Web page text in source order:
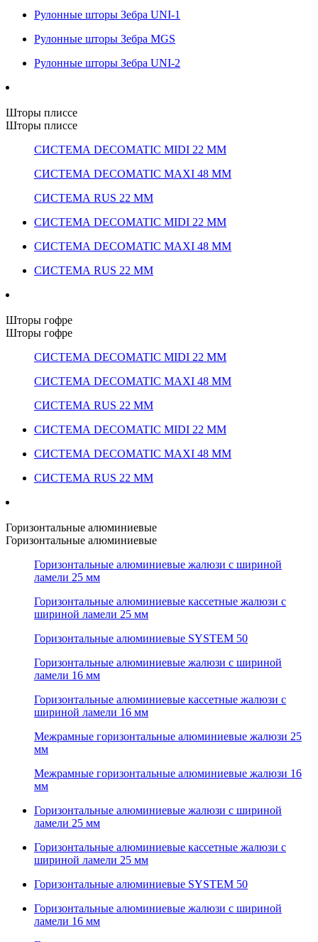
Рулонные шторы Зебра UNI-1
Рулонные шторы Зебра MGS
Рулонные шторы Зебра UNI-2
Шторы плиссе
Шторы плиссе
СИСТЕМА DECOMATIC MIDI 22 ММ
СИСТЕМА DECOMATIC MAXI 48 ММ
СИСТЕМА RUS 22 ММ
СИСТЕМА DECOMATIC MIDI 22 ММ
СИСТЕМА DECOMATIC MAXI 48 ММ
СИСТЕМА RUS 22 ММ
Шторы гофре
Шторы гофре
СИСТЕМА DECOMATIC MIDI 22 ММ
СИСТЕМА DECOMATIC MAXI 48 ММ
СИСТЕМА RUS 22 ММ
СИСТЕМА DECOMATIC MIDI 22 ММ
СИСТЕМА DECOMATIC MAXI 48 ММ
СИСТЕМА RUS 22 ММ
Горизонтальные алюминиевые
Горизонтальные алюминиевые
Горизонтальные алюминиевые жалюзи с шириной
ламели 25 мм
Горизонтальные алюминиевые кассетные жалюзи с
шириной ламели 25 мм
Горизонтальные алюминиевые SYSTEM 50
Горизонтальные алюминиевые жалюзи с шириной
ламели 16 мм
Горизонтальные алюминиевые кассетные жалюзи с
шириной ламели 16 мм
Межрамные горизонтальные алюминиевые жалюзи 25
мм
Межрамные горизонтальные алюминиевые жалюзи 16
мм
Горизонтальные алюминиевые жалюзи с шириной
ламели 25 мм
Горизонтальные алюминиевые кассетные жалюзи с
шириной ламели 25 мм
Горизонтальные алюминиевые SYSTEM 50
Горизонтальные алюминиевые жалюзи с шириной
ламели 16 мм